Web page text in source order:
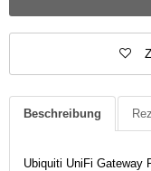
Beschreibung
Ubiquiti UniFi Gateway